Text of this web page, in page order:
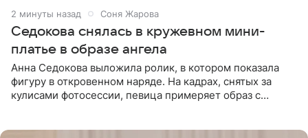
2 минуты назад Соня Жарова
Седокова снялась в кружевном мини-
платье в образе ангела
Анна Седокова выложила ролик, в котором показала
фигуру в откровенном наряде. На кадрах, снятых за
кулисами фотосессии, певица примеряет образ с